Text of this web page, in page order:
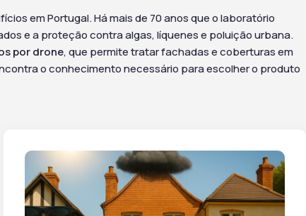
em Portugal. Há mais de 70 anos que o laboratório
e a proteção contra algas, líquenes e poluição urbana.
por drone, que permite tratar fachadas e coberturas em
o conhecimento necessário para escolher o produto